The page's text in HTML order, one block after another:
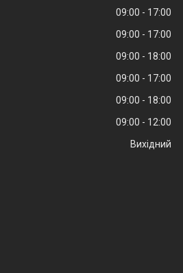
09:00
17:00
09:00
17:00
09:00
18:00
09:00
17:00
09:00
18:00
09:00
12:00
Вихідний